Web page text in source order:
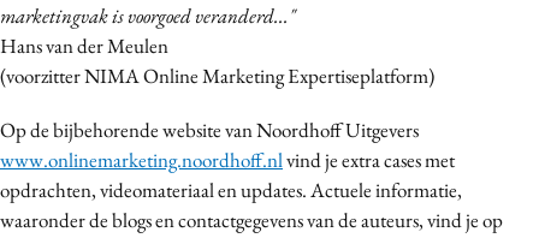
marketingvak is voorgoed veranderd..."
Hans van der Meulen
(voorzitter NIMA Online Marketing Expertiseplatform)
Op de bijbehorende website van Noordhoff Uitgevers
www.onlinemarketing.noordhoff.nlvind je extra cases met
opdrachten, videomateriaal en updates. Actuele informatie,
waaronder de blogs en contactgegevens van de auteurs, vind je op